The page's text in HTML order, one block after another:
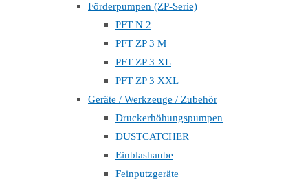
Förderpumpen (ZP-Serie)
PFT N 2
PFT ZP 3 M
PFT ZP 3 XL
PFT ZP 3 XXL
Geräte / Werkzeuge / Zubehör
Druckerhöhungspumpen
DUSTCATCHER
Einblashaube
Feinputzgeräte